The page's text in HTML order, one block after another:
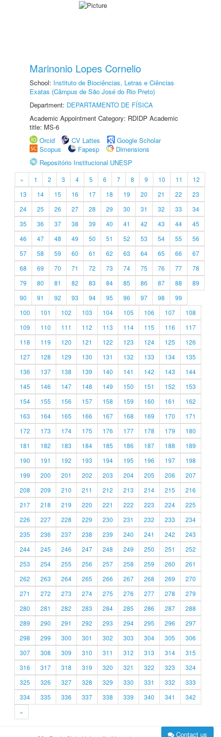
Marinonio Lopes Cornelio
School: Instituto de Biociências, Letras e Ciências
Exatas (Câmpus de São José do Rio Preto)
Department: DEPARTAMENTO DE FÍSICA
Academic Appointment Category: RDIDP Academic
title: MS-6
Orcid
CV Lattes
Google Scholar
Scopus
Fapesp
Dimensions
Repositório Institucional UNESP
« 1 2 3 4 5 6 7 8 9 10 11
12
13
14 15 16 17 18 19 20 21 22
23
24
25 26 27 28 29 30 31 32 33
34
35
36 37 38 39 40 41 42 43 44
45
46
47 48 49 50 51 52 53 54 55
56
57
58 59 60 61 62 63 64 65 66
67
68
69 70 71 72 73 74 75 76 77
78
79
80 81 82 83 84 85 86 87 88
89
90
91 92 93 94 95 96 97 98
99
100
101 102 103 104 105 106 107
108
109
110 111 112 113 114 115 116
117
118
119 120 121 122 123 124 125
126
127
128 129 130 131 132 133 134
135
136
137 138 139 140 141 142 143
144
145
146 147 148 149 150 151 152
153
154
155 156 157 158 159 160 161
162
163
164 165 166 167 168 169 170
171
172
173 174 175 176 177 178 179
180
181
182 183 184 185 186 187 188
189
190
191 192 193 194 195 196 197
198
199
200 201 202 203 204 205 206
207
208
209 210 211 212 213 214 215
216
217
218 219 220 221 222 223 224
225
226
227 228 229 230 231 232 233
234
235
236 237 238 239 240 241 242
243
244
245 246 247 248 249 250 251
252
253
254 255 256 257 258 259 260
261
262
263 264 265 266 267 268 269
270
271
272 273 274 275 276 277 278
279
280
281 282 283 284 285 286 287
288
289
290 291 292 293 294 295 296
297
298
299 300 301 302 303 304 305
306
307
308 309 310 311 312 313 314
315
316
317 318 319 320 321 322 323
324
325
326 327 328 329 330 331 332
333
334
335 336 337 338 339 340 341
342
»
Contact us